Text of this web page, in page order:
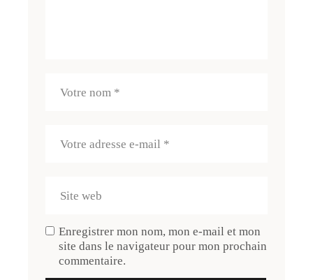
Enregistrer mon nom, mon e-mail et mon
site dans le navigateur pour mon prochain
commentaire.